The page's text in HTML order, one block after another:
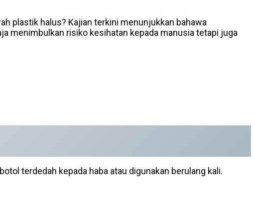
plastik halus? Kajian terkini menunjukkan bahawa
menimbulkan risiko kesihatan kepada manusia tetapi juga
terdedah kepada haba atau digunakan berulang kali.